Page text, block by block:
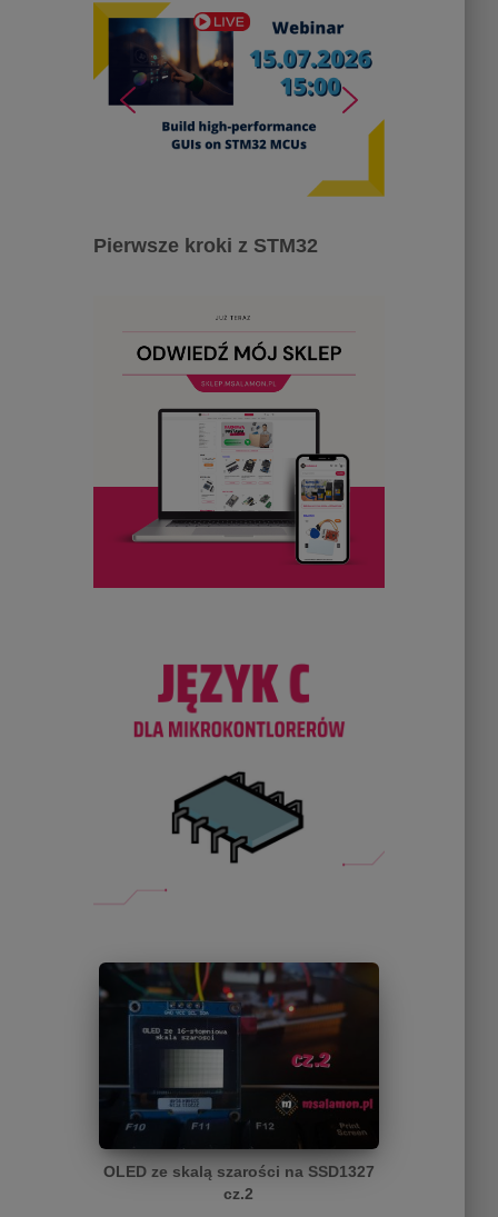
Pierwsze kroki z STM32
OLED ze skalą szarości na SSD1327
cz.2